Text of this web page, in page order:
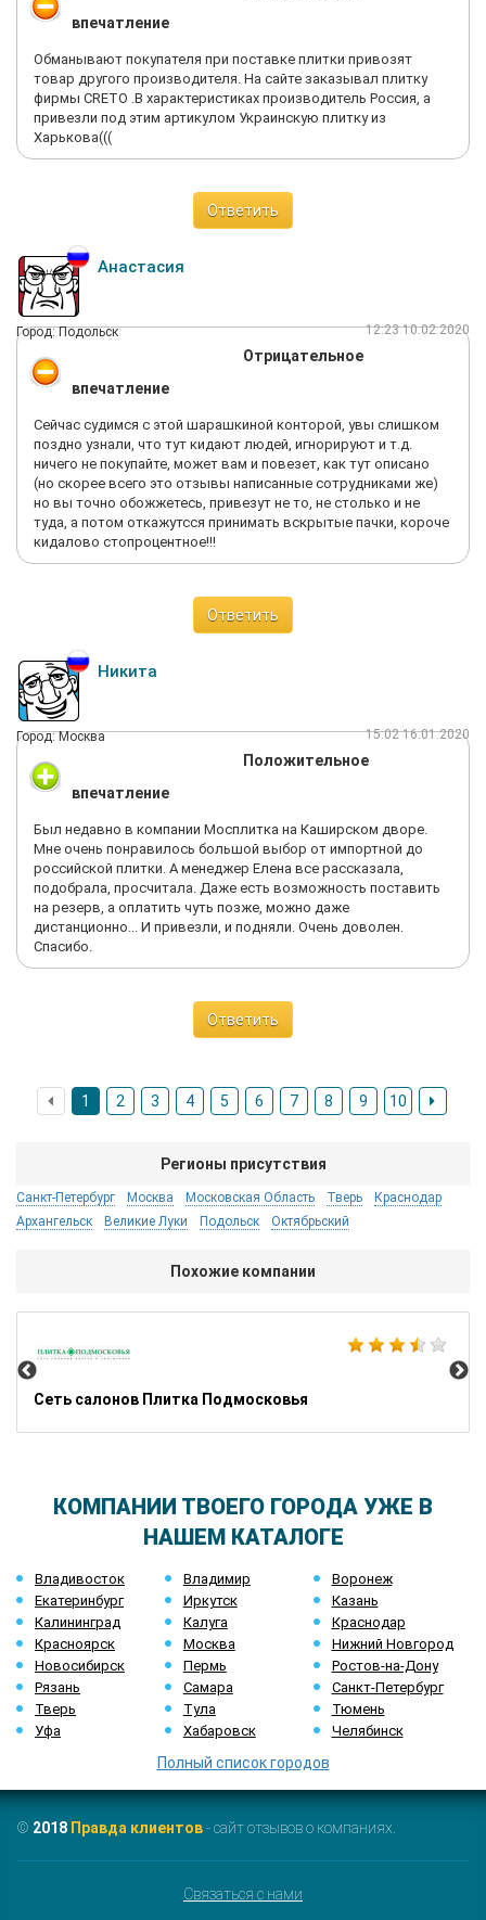
впечатление
Обманывают покупателя при поставке плитки привозят
товар другого производителя. На сайте заказывал плитку
фирмы CRETO .В характеристиках производитель Россия, а
привезли под этим артикулом Украинскую плитку из
Харькова(((
Ответить
Анастасия
Город: Подольск 12:23 10.02.2020
Отрицательное
впечатление
Сейчас судимся с этой шарашкиной конторой, увы слишком
поздно узнали, что тут кидают людей, игнорируют и т.д.
ничего не покупайте, может вам и повезет, как тут описано
(но скорее всего это отзывы написанные сотрудниками же)
но вы точно обожжетесь, привезут не то, не столько и не
туда, а потом откажутсся принимать вскрытые пачки, короче
кидалово стопроцентное!!!
Ответить
Никита
Город: Москва 15:02 16.01.2020
Положительное
впечатление
Был недавно в компании Мосплитка на Каширском дворе.
Мне очень понравилось большой выбор от импортной до
российской плитки. А менеджер Елена все рассказала,
подобрала, просчитала. Даже есть возможность поставить
на резерв, а оплатить чуть позже, можно даже
дистанционно... И привезли, и подняли. Очень доволен.
Спасибо.
Ответить
1 2 3 4 5 6 7 8 9 10
Регионы присутствия
Санкт-Петербург Москва Московская Область Тверь
Краснодар
Архангельск
Великие Луки Подольск Октябрьский
Похожие компании
Сеть салонов Плитка Подмосковья
КОМПАНИИ ТВОЕГО ГОРОДА УЖЕ В
НАШЕМ КАТАЛОГЕ
Владивосток Владимир
Воронеж
Екатеринбург
Иркутск
Казань
Калининград
Калуга
Краснодар
Красноярск
Москва
Нижний Новгород
Новосибирск
Пермь
Ростов-на-Дону
Рязань
Самара
Санкт-Петербург
Тверь
Тула
Тюмень
Уфа
Хабаровск Челябинск
Полный список городов
© 2018 Правда клиентов- сайт отзывов о компаниях.
Связаться с нами